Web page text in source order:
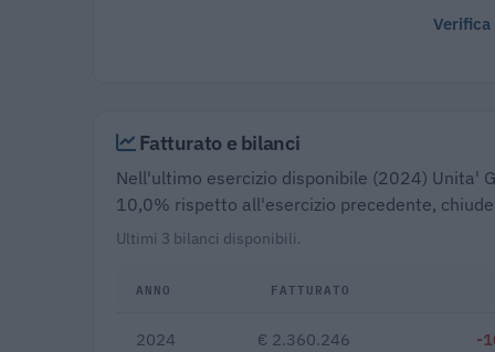
Fatturato e bilanci
Nell'ultimo esercizio disponibile (2024) Unita'
10,0% rispetto all'esercizio precedente,
Ultimi 3 bilanci disponibili.
ANNO FATTURATO
2024 € 2.360.246 -